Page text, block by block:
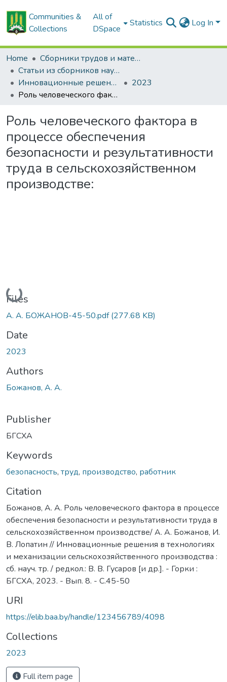
Communities &
Collections
All of
DSpace
Statistics Log In
Home
Сборники трудов и материалов конференций
Статьи из сборников научных трудов
Инновационные решения в технологиях и механизации сельскохозяйственного производства
2023
Роль человеческого фактора в процессе обеспечения безопасности и результативности труда в сельскохозяйственном производстве:
Роль человеческого фактора в
процессе обеспечения
безопасности и результативности
труда в сельскохозяйственном
производстве:
Loading...
Files
А. А. БОЖАНОВ-45-50.pdf(277.68 KB)
Date
2023
Authors
Божанов, А. А.
Publisher
БГСХА
Keywords
безопасность, труд, производство, работник
Citation
Божанов, А. А. Роль человеческого фактора в процессе
обеспечения безопасности и результативности труда в
сельскохозяйственном производстве/ А. А. Божанов, И.
В. Лопатин // Инновационные решения в технологиях
и механизации сельскохозяйственного производства :
сб. науч. тр. / редкол.: В. В. Гусаров [и др.]. - Горки :
БГСХА, 2023. - Вып. 8. - С.45-50
URI
https://elib.baa.by/handle/123456789/4098
Collections
2023
Full item page